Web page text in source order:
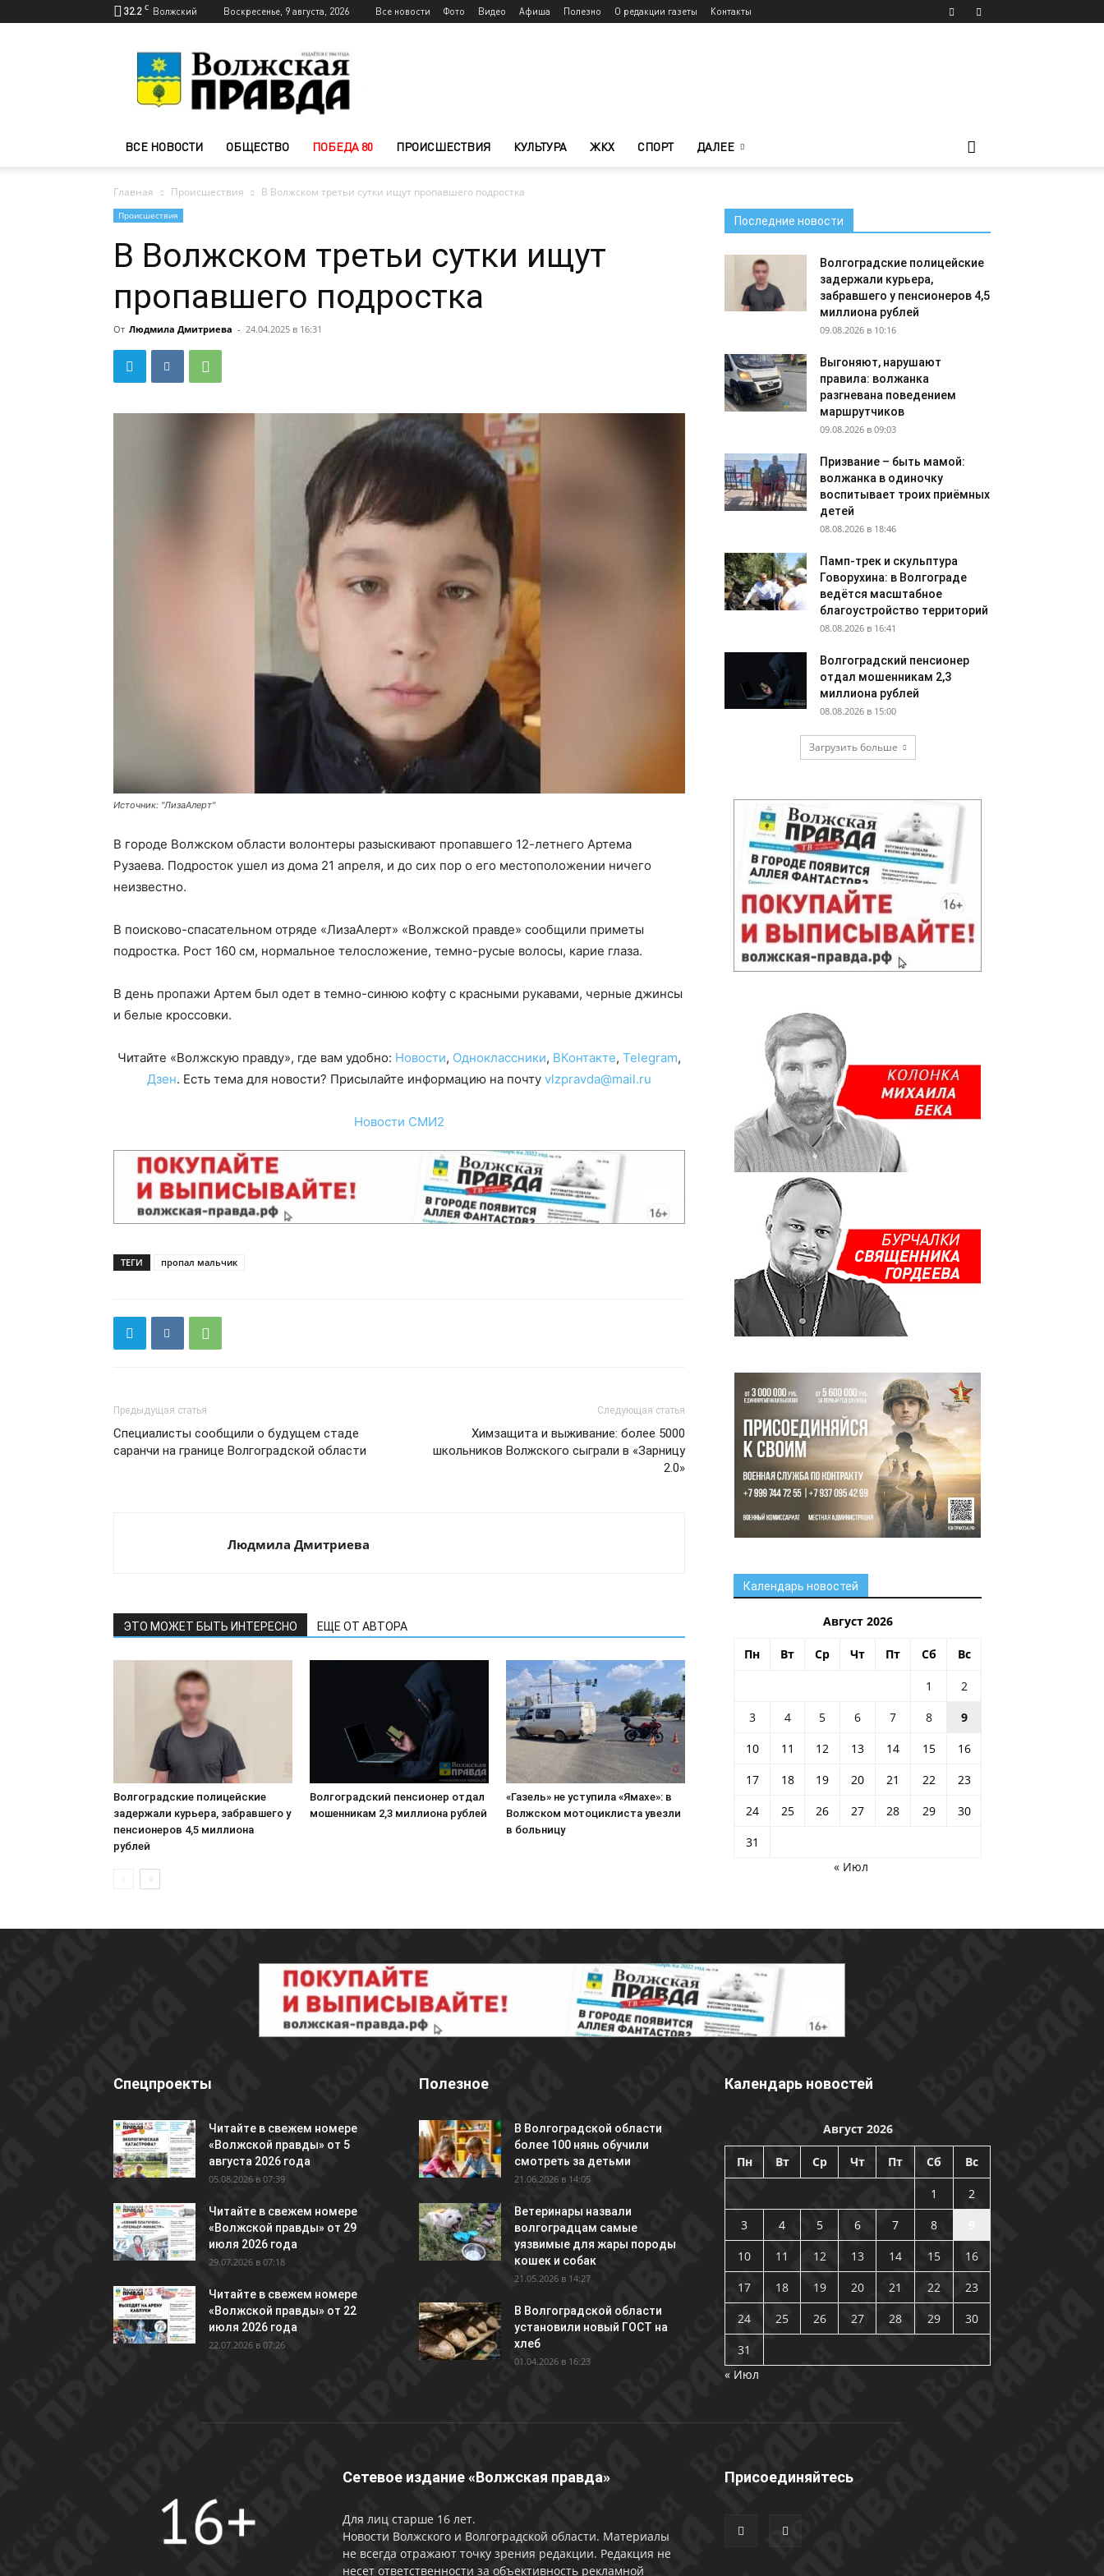
32.2 C Волжский Воскресенье, 9 августа, 2026 Все новости Фото Видео Афиша Полезно О редакции газеты Контакты
Волжского
—
Волжская
ВСЕ НОВОСТИ ОБЩЕСТВО ПОБЕДА 80 ПРОИСШЕСТВИЯ КУЛЬТУРА ЖКХ СПОРТ ДАЛЕЕ
Главная Происшествия В Волжском третьи сутки ищут пропавшего подростка
Происшествия
В Волжском третьи сутки ищут
пропавшего подростка
От Людмила Дмитриева - 24.04.2025 в 16:31
Источник: "ЛизаАлерт"
В городе Волжском области волонтеры разыскивают пропавшего 12-летнего Артема
Рузаева. Подросток ушел из дома 21 апреля, и до сих пор о его местоположении ничего
неизвестно.
В поисково-спасательном отряде «ЛизаАлерт» «Волжской правде» сообщили приметы
подростка. Рост 160 см, нормальное телосложение, темно-русые волосы, карие глаза.
В день пропажи Артем был одет в темно-синюю кофту с красными рукавами, черные джинсы
и белые кроссовки.
Читайте «Волжскую правду», где вам удобно: Новости, Одноклассники, ВКонтакте, Telegram,
Дзен. Есть тема для новости? Присылайте информацию на почту vlzpravda@mail.ru
Новости СМИ2
ТЕГИ пропал мальчик
Предыдущая статья
Специалисты сообщили о будущем стаде
саранчи на границе Волгоградской области
Следующая статья
Химзащита и выживание: более 5000
школьников Волжского сыграли в «Зарницу
2.0»
Людмила Дмитриева
ЭТО МОЖЕТ БЫТЬ ИНТЕРЕСНО ЕЩЕ ОТ АВТОРА
Волгоградские полицейские
задержали курьера, забравшего у
пенсионеров 4,5 миллиона
рублей
Волгоградский пенсионер отдал
мошенникам 2,3 миллиона рублей
«Газель» не уступила «Ямахе»: в
Волжском мотоциклиста увезли
в больницу
Последние новости
Волгоградские полицейские
задержали курьера,
забравшего у пенсионеров 4,5
миллиона рублей
09.08.2026 в 10:16
Выгоняют, нарушают
правила: волжанка
разгневана поведением
маршрутчиков
09.08.2026 в 09:03
Призвание – быть мамой:
волжанка в одиночку
воспитывает троих приёмных
детей
08.08.2026 в 18:46
Памп-трек и скульптура
Говорухина: в Волгограде
ведётся масштабное
благоустройство территорий
08.08.2026 в 16:41
Волгоградский пенсионер
отдал мошенникам 2,3
миллиона рублей
08.08.2026 в 15:00
Загрузить больше
Календарь новостей
Август 2026
Пн Вт Ср Чт Пт Сб Вс
1
2
3
4 5 6 7 8
9
10
11 12 13 14 15
16
17
18 19 20 21 22
23
24
25 26 27 28 29
30
31
« Июл
Спецпроекты
Читайте в свежем номере
«Волжской правды» от 5
августа 2026 года
05.08.2026 в 07:39
Читайте в свежем номере
«Волжской правды» от 29
июля 2026 года
29.07.2026 в 07:18
Читайте в свежем номере
«Волжской правды» от 22
июля 2026 года
22.07.2026 в 07:26
Полезное
В Волгоградской области
более 100 нянь обучили
смотреть за детьми
21.06.2026 в 14:05
Ветеринары назвали
волгоградцам самые
уязвимые для жары породы
кошек и собак
21.05.2026 в 14:27
В Волгоградской области
установили новый ГОСТ на
хлеб
01.04.2026 в 16:23
Календарь новостей
Август 2026
Пн Вт Ср Чт Пт Сб Вс
1
2
3
4 5 6 7 8
10
11 12 13 14 15
16
17
18 19 20 21 22
23
24
25 26 27 28 29
30
31
« Июл
Сетевое издание «Волжская правда»
Для лиц старше 16 лет.
Новости Волжского и Волгоградской области. Материалы
не всегда отражают точку зрения редакции. Редакция не
несет ответственности за объективность рекламной
Присоединяйтесь